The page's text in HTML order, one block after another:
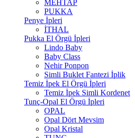
MEHTAP
PUKKA
Penye İpleri
İTHAL
Pukka El Örgü İpleri
Lindo Baby
Baby Class
Nehir Ponpon
Simli Buklet Fantezi İplik
Temiz İpek El Örgü İpleri
Temiz İpek Simli Kordenet
Tunç-Opal El Örgü İpleri
OPAL
Opal Dört Mevsim
Opal Kristal